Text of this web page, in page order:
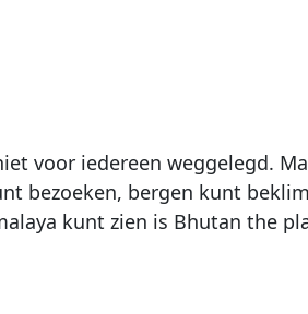
voor iedereen weggelegd.
bezoeken, bergen kunt
kunt zien is Bhutan the